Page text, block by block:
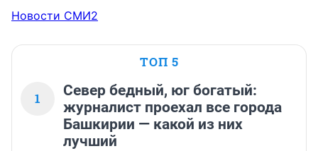
Новости СМИ2
ТОП 5
1
Север бедный, юг богатый:
журналист проехал все города
Башкирии — какой из них
лучший